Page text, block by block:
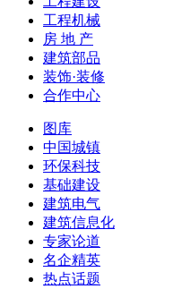
工程机械
房 地 产
建筑部品
装饰·装修
合作中心
图库
中国城镇
环保科技
基础建设
建筑电气
建筑信息化
专家论道
名企精英
热点话题